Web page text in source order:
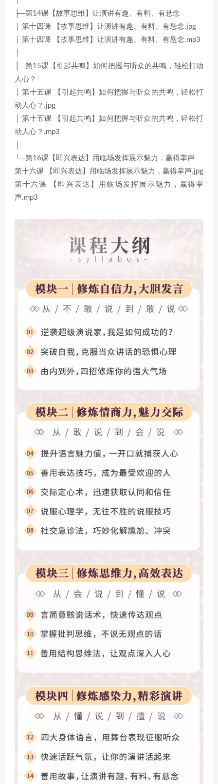
├─第14课【故事思维】让演讲有趣、有料、有悬念
│ 第十四课 【故事思维】让演讲有趣、有料、有悬念.jpg
│ 第十四课 【故事思维】让演讲有趣、有料、有悬念.mp3
├─第15课【引起共鸣】如何把握与听众的共鸣，轻松打动
人心？
│ 第十五课 【引起共鸣】如何把握与听众的共鸣，轻松打
动人心？.jpg
│ 第十五课 【引起共鸣】如何把握与听众的共鸣，轻松打
动人心？.mp3
└─第16课【即兴表达】用临场发挥展示魅力，赢得掌声
第十六课 【即兴表达】用临场发挥展示魅力，赢得掌声.jpg
第十六课 【即兴表达】用临场发挥展示魅力，赢得掌
声.mp3